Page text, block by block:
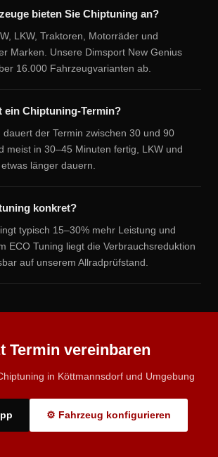
bieten Sie Chiptuning an?
LKW, Traktoren, Motorräder und
Marken. Unsere Dimsport New Genius
16.000 Fahrzeugvarianten ab.
ein Chiptuning-Termin?
der Termin zwischen 30 und 90
meist in 30–45 Minuten fertig, LKW und
länger dauern.
konkret?
typisch 15–30% mehr Leistung und
ECO Tuning liegt die Verbrauchsreduktion
auf unserem Allradprüfstand.
Termin vereinbaren
in Köttmannsdorf und Umgebung
⚙ Fahrzeug konfigurieren